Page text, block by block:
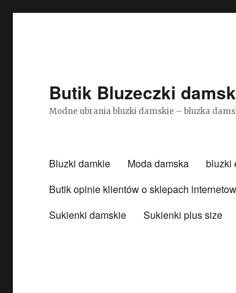
Butik Bluzeczki
Modne ubrania bluzki damskie – bluzka
Bluzki damkie Moda damska bluzki
Butik opinie klientów o sklepach
Sukienki damskie
Sukienki plus size